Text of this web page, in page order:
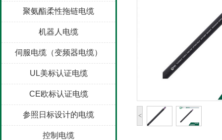
聚氨酯柔性拖链电缆
机器人电缆
伺服电缆（变频器电缆）
UL美标认证电缆
CE欧标认证电缆
参照日标设计的电缆
控制电缆
<